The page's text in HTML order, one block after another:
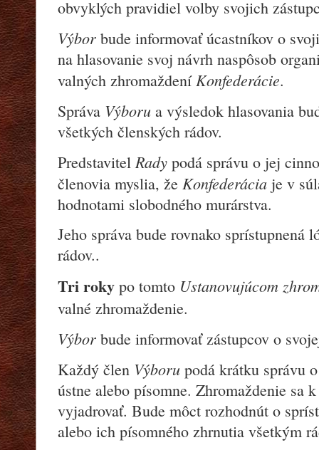
obvyklých pravidiel volby svojich
Výbor bude informovať úcastníkov o
na hlasovanie svoj návrh naspôsob
valných zhromaždeníKonfederácie.
Správa Výboru a výsledok hlasovania
všetkých členských rádov.
Predstavitel Rady podá správu o jej
členovia myslia, že Konfederácia je v
hodnotami slobodného murárstva.
Jeho správa bude rovnako sprístupnená
rádov..
Tri roky po tomto Ustanovujúcom
valné zhromaždenie.
Výbor bude informovať zástupcov o
Každý člen Výboru podá krátku správu
ústne alebo písomne. Zhromaždenie sa
vyjadrovať. Bude môct rozhodnút o
alebo ich písomného zhrnutia všetkým